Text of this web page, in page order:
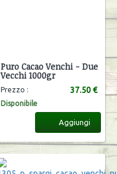
Puro Cacao Venchi - Due
Vecchi 1000gr
Prezzo : 37.50 €
Disponibile
Aggiungi